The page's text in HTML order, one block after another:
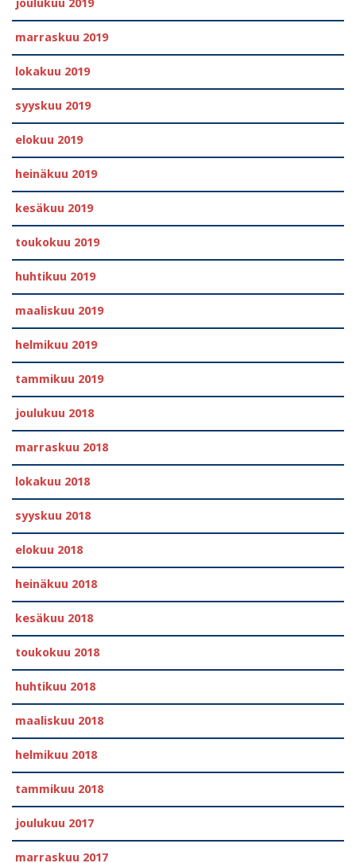
joulukuu 2019
marraskuu 2019
lokakuu 2019
syyskuu 2019
elokuu 2019
heinäkuu 2019
kesäkuu 2019
toukokuu 2019
huhtikuu 2019
maaliskuu 2019
helmikuu 2019
tammikuu 2019
joulukuu 2018
marraskuu 2018
lokakuu 2018
syyskuu 2018
elokuu 2018
heinäkuu 2018
kesäkuu 2018
toukokuu 2018
huhtikuu 2018
maaliskuu 2018
helmikuu 2018
tammikuu 2018
joulukuu 2017
marraskuu 2017